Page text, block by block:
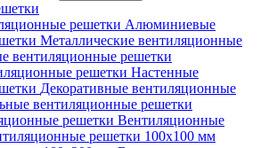
решетки Алюминиевые
Металлические вентиляционные
вентиляционные решетки
решетки Настенные
Декоративные вентиляционные
вентиляционные решетки
решетки Вентиляционные
решетки 100х100 мм